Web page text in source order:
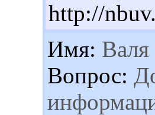
http://
Имя: Валя
Вопрос: